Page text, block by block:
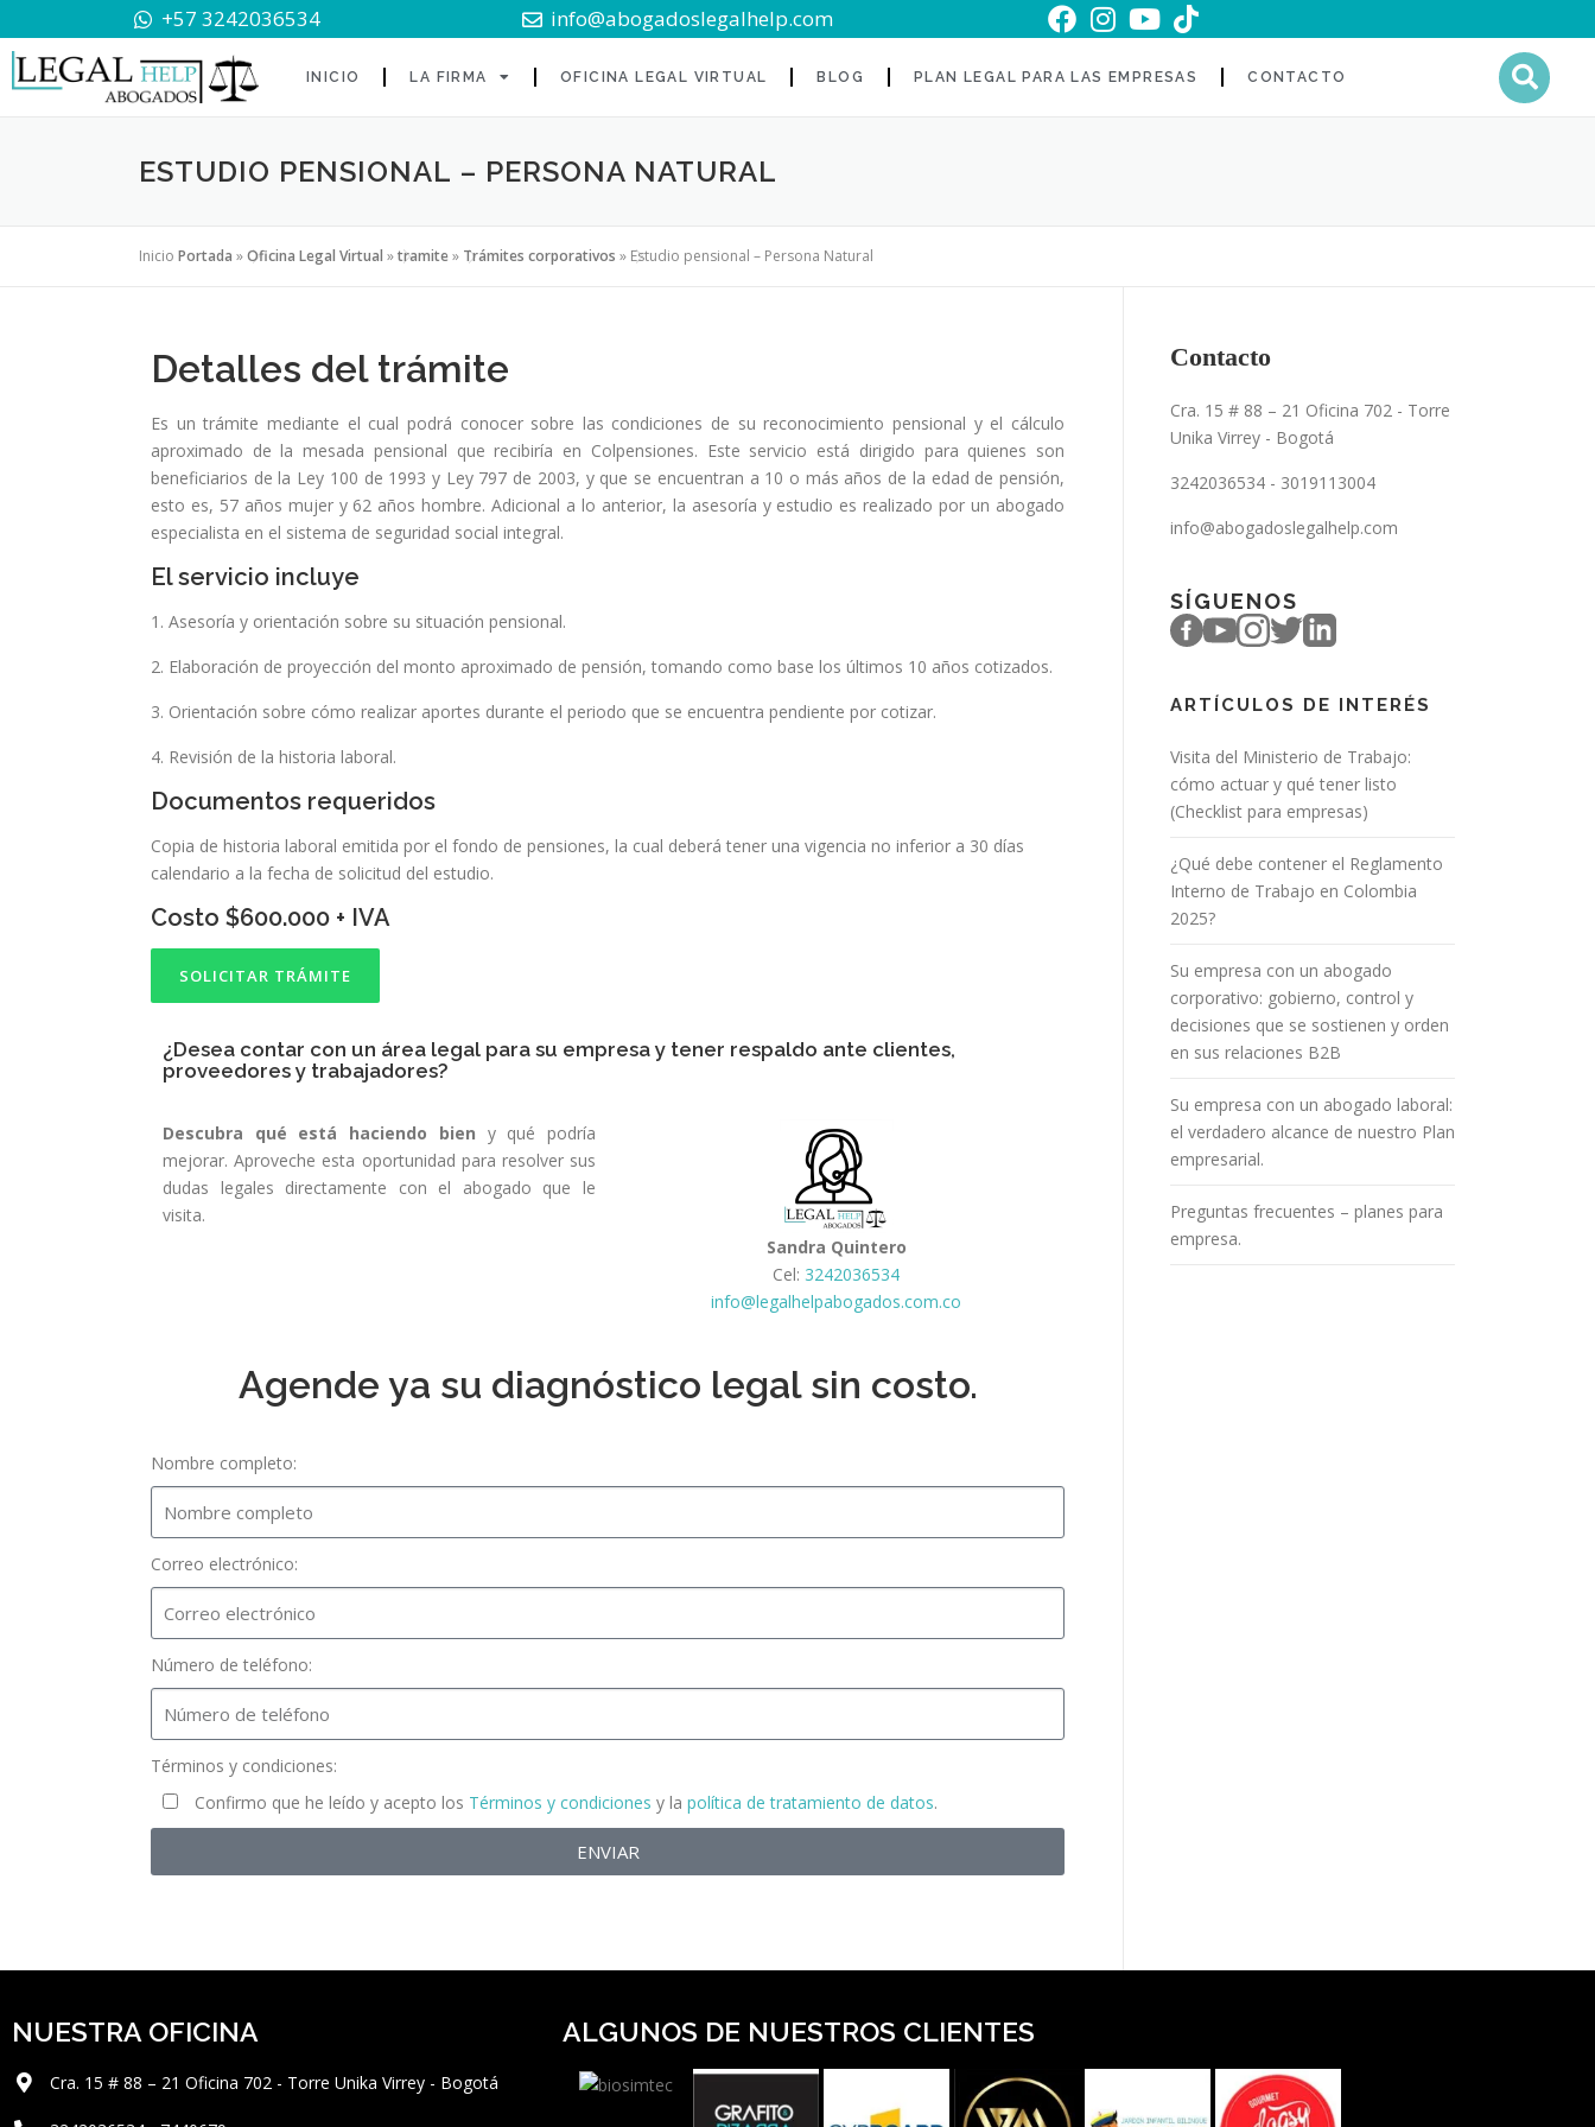
+57 3242036534 info@abogadoslegalhelp.com
INICIO LA FIRMA OFICINA LEGAL VIRTUAL BLOG PLAN LEGAL PARA LAS EMPRESAS CONTACTO
ESTUDIO PENSIONAL – PERSONA NATURAL
Inicio Portada »Oficina Legal Virtual »tramite» Trámites corporativos » Estudio pensional – Persona Natural
Detalles del trámite
Es un trámite mediante el cual podrá conocer sobre las condiciones de su reconocimiento pensional y el cálculo
aproximado de la mesada pensional que recibiría en Colpensiones. Este servicio está dirigido para quienes son
beneficiarios de la Ley 100 de 1993 y Ley 797 de 2003, y que se encuentran a 10 o más años de la edad de pensión,
esto es, 57 años mujer y 62 años hombre. Adicional a lo anterior, la asesoría y estudio es realizado por un abogado
especialista en el sistema de seguridad social integral.
El servicio incluye
1. Asesoría y orientación sobre su situación pensional.
2. Elaboración de proyección del monto aproximado de pensión, tomando como base los últimos 10 años cotizados.
3. Orientación sobre cómo realizar aportes durante el periodo que se encuentra pendiente por cotizar.
4. Revisión de la historia laboral.
Documentos requeridos
Copia de historia laboral emitida por el fondo de pensiones, la cual deberá tener una vigencia no inferior a 30 días
calendario a la fecha de solicitud del estudio.
Costo $600.000 + IVA
SOLICITAR TRÁMITE
¿Desea contar con un área legal para su empresa y tener respaldo ante clientes,
proveedores y trabajadores?
Descubra qué está haciendo bien y qué podría
mejorar. Aproveche esta oportunidad para resolver sus
dudas legales directamente con el abogado que le
visita.
Sandra Quintero
Cel: 3242036534
info@legalhelpabogados.com.co
Agende ya su diagnóstico legal sin costo.
Nombre completo:
Correo electrónico:
Número de teléfono:
Términos y condiciones:
Confirmo que he leído y acepto los Términos y condiciones y la política de tratamiento de datos.
ENVIAR
Contacto
Cra. 15 # 88 – 21 Oficina 702 - Torre
Unika Virrey - Bogotá
3242036534 - 3019113004
info@abogadoslegalhelp.com
SÍGUENOS
ARTÍCULOS DE INTERÉS
Visita del Ministerio de Trabajo:
cómo actuar y qué tener listo
(Checklist para empresas)
¿Qué debe contener el Reglamento
Interno de Trabajo en Colombia
2025?
Su empresa con un abogado
corporativo: gobierno, control y
decisiones que se sostienen y orden
en sus relaciones B2B
Su empresa con un abogado laboral:
el verdadero alcance de nuestro Plan
empresarial.
Preguntas frecuentes – planes para
empresa.
NUESTRA OFICINA
Cra. 15 # 88 – 21 Oficina 702 - Torre Unika Virrey - Bogotá
ALGUNOS DE NUESTROS CLIENTES